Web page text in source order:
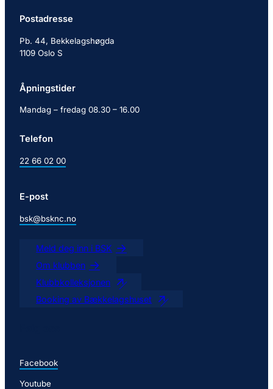
Postadresse
Pb. 44, Bekkelagshøgda
1109 Oslo S
Åpningstider
Mandag – fredag 08.30 – 16.00
Telefon
22 66 02 00
E-post
bsk@bsknc.no
Meld deg inn i BSK
Om klubben
Klubbkolleksjonen
Booking av Bækkelagshuset
Facebook
Youtube